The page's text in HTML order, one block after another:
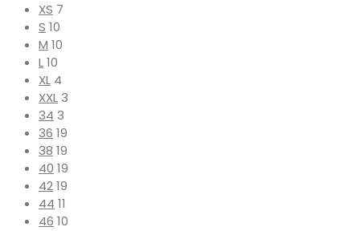
XS 7
S 10
M 10
L10
XL 4
XXL 3
34 3
36 19
38 19
40 19
4219
44 11
46 10